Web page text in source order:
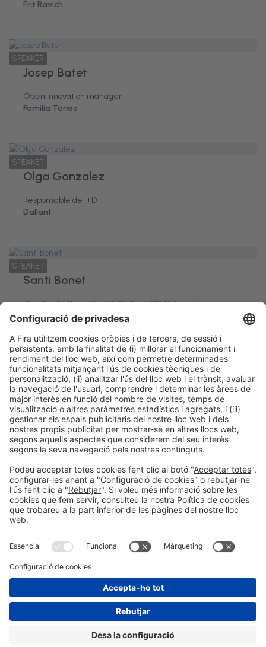
Frit Ravich
SPEAKER
Josep Batet
Open innovation manager
Familia Torres
SPEAKER
Olga Gonzalez
Responsable de I+D
Dallant
SPEAKER
Santi Bonet
Director de Comunicació, Sostenibilitat i Relacions
Institucionals
Novacoop Mediterranea
Informació legalAvís legal Política de privacitatPolítica de cookies
a les xarxes socials